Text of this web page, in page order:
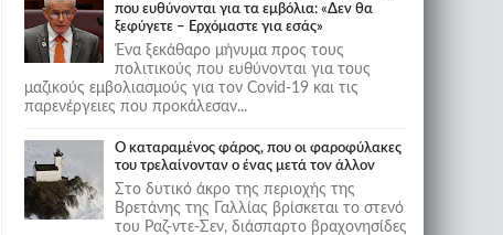
που ευθύνονται για τα εμβόλια: «Δεν θα
ξεφύγετε – Ερχόμαστε για εσάς»
Ένα ξεκάθαρο μήνυμα προς τους
πολιτικούς που ευθύνονται για τους
μαζικούς εμβολιασμούς για τον Covid-19 και τις
παρενέργειες που προκάλεσαν...
Ο καταραμένος φάρος, που οι φαροφύλακες
του τρελαίνονταν ο ένας μετά τον άλλον
Στο δυτικό άκρο της περιοχής της
Βρετάνης της Γαλλίας βρίσκεται το στενό
του Ραζ-ντε-Σεν, διάσπαρτο βραχονησίδες